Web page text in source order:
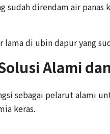
sudah direndam air panas
di ubin dapur yang
Alami
sebagai pelarut alami
keras.